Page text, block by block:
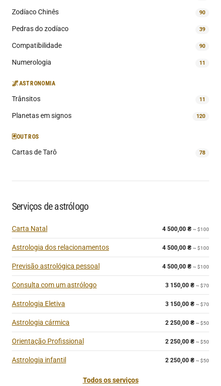
Zodíaco Chinês 90
Pedras do zodíaco 39
Compatibilidade 90
Numerologia 11
🌌ASTRONOMIA
Trânsitos 11
Planetas em signos 120
🃏OUTROS
Cartas de Tarô 78
Serviços de astrólogo
Carta Natal 4 500,00 ₴ ~ $100
Astrologia dos relacionamentos 4 500,00 ₴ ~ $100
Previsão astrológica pessoal 4 500,00 ₴ ~ $100
Consulta com um astrólogo 3 150,00 ₴ ~ $70
Astrologia Eletiva 3 150,00 ₴ ~ $70
Astrologia cármica 2 250,00 ₴ ~ $50
Orientação Profissional 2 250,00 ₴ ~ $50
Astrologia infantil 2 250,00 ₴ ~ $50
Todos os serviços